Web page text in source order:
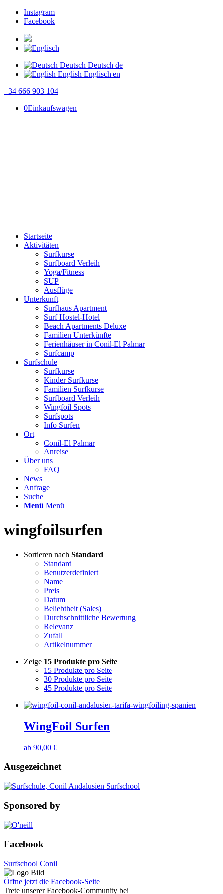
Instagram
Facebook
Deutsch Deutsch de
English Englisch en
+34 666 903 104
0Einkaufswagen
Startseite
Aktivitäten
Surfkurse
Surfboard Verleih
Yoga/Fitness
SUP
Ausflüge
Unterkunft
Surfhaus Apartment
Surf Hostel-Hotel
Beach Apartments Deluxe
Familien Unterkünfte
Ferienhäuser in Conil-El Palmar
Surfcamp
Surfschule
Surfkurse
Kinder Surfkurse
Familien Surfkurse
Surfboard Verleih
Wingfoil Spots
Surfspots
Info Surfen
Ort
Conil-El Palmar
Anreise
Über uns
FAQ
News
Anfrage
Suche
Menü Menü
wingfoilsurfen
Sortieren nach Standard
Standard
Benutzerdefiniert
Name
Preis
Datum
Beliebtheit (Sales)
Durchschnittliche Bewertung
Relevanz
Zufall
Artikelnummer
Zeige 15 Produkte pro Seite
15 Produkte pro Seite
30 Produkte pro Seite
45 Produkte pro Seite
WingFoil Surfen
ab 90,00 €
Ausgezeichnet
Sponsored by
Facebook
Surfschool Conil
Öffne jetzt die Facebook-Seite
Trete unserer Facebook-Community bei